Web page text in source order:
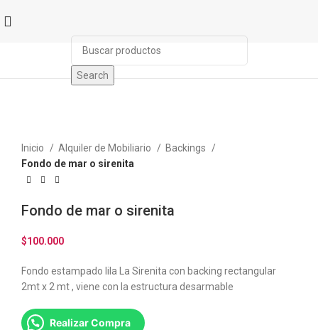
Search
Inicio
Alquiler de Mobiliario
Backings
Fondo de mar o sirenita
Fondo de mar o sirenita
$100.000
Fondo estampado lila La Sirenita con backing rectangular
2mt x 2 mt , viene con la estructura desarmable
Realizar Compra